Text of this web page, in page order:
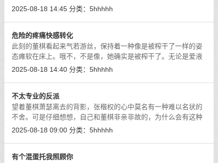
连通的门，也是像冰箱门一样，看起来十分厚实且边缘还有密封
2025-08-18 14:45 分类： 5hhhhh
危险的疼痛快感转化
此刻的董棋看起来气若游丝，保持着一种像是被榨干了一样的姿
态瘫软在床上。哦不，不是像，她确实是被榨干了。无论是爱液
还是体力，全部都被榨干了。 [详细]
2025-08-18 14:40 分类： 5hhhhh
不太专业的反派
望着董棋萧瑟离去的背影，张楷权的心中莫名有一种难以名状的
不舍。可是仔细想想，自己和董棋非亲非故的，为什么会有这种
感觉呢？更何况人家有男朋友，自己甚至就连追她的资格都没有
2025-08-18 09:00 分类： 5hhhhh
有个混蛋托我照顾你